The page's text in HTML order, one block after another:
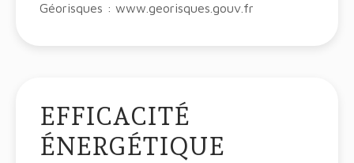
Géorisques : www.georisques.gouv.fr
EFFICACITÉ
ÉNERGÉTIQUE